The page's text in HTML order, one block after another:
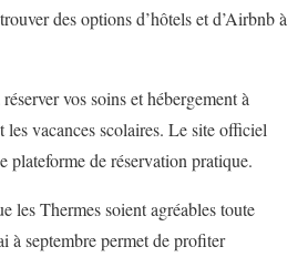
des options d’hôtels et d’Airbnb à
réserver vos soins et hébergement à
les vacances scolaires. Le site officiel
plateforme de réservation pratique.
les Thermes soient agréables toute
à septembre permet de profiter